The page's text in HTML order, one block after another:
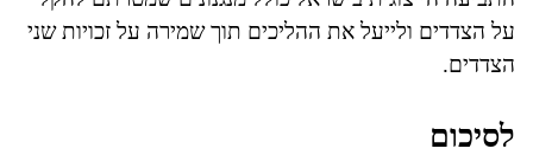
על הצדדים ולייעל את ההליכים תוך שמירה על זכויות שני
הצדדים.
לסיכום